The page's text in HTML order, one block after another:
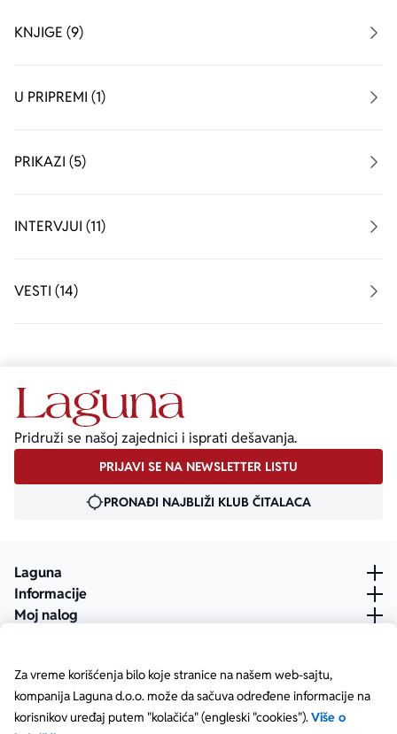
Za vreme korišćenja bilo koje stranice na našem web-sajtu,
kompanija Laguna d.o.o. može da sačuva određene informacije na
korisnikov uređaj putem "kolačića" (engleski "cookies").Više o
KNJIGE (9)
U PRIPREMI (1)
PRIKAZI (5)
INTERVJUI (11)
VESTI (14)
Pridruži se našoj zajednici i isprati dešavanja.
PRIJAVI SE NA NEWSLETTER LISTU
PRONAĐI NAJBLIŽI KLUB ČITALACA
Laguna
Informacije
Moj nalog